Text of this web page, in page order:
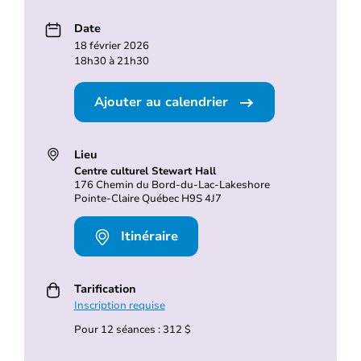
Date
18 février 2026
18h30 à 21h30
Ajouter au calendrier
Lieu
Centre culturel Stewart Hall
176 Chemin du Bord-du-Lac-Lakeshore
Pointe-Claire Québec H9S 4J7
Itinéraire
Tarification
Inscription requise
Pour 12 séances : 312 $